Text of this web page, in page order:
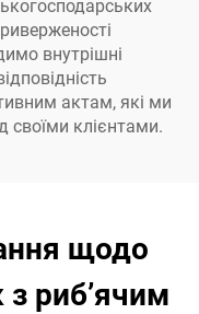
внутрішні
актам, які ми
своїми клієнтами.
щодо
риб’ячим